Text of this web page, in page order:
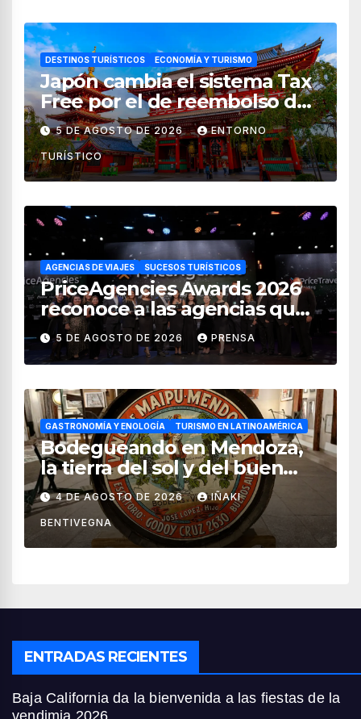
DESTINOS TURÍSTICOS ECONOMÍA Y TURISMO
Japón cambia el sistema Tax
Free por el de reembolso de
impuestos desde noviembre
de 2026
5 DE AGOSTO DE 2026 ENTORNO
TURÍSTICO
AGENCIAS DE VIAJES SUCESOS TURÍSTICOS
PriceAgencies Awards 2026
reconoce a las agencias que
impulsan el crecimiento del
turismo en México
5 DE AGOSTO DE 2026 PRENSA
GASTRONOMÍA Y ENOLOGÍA TURISMO EN LATINOAMÉRICA
Bodegueando en Mendoza,
la tierra del sol y del buen
vino
4 DE AGOSTO DE 2026 IÑAKI
BENTIVEGNA
ENTRADAS RECIENTES
Baja California da la bienvenida a las fiestas de la
vendimia 2026